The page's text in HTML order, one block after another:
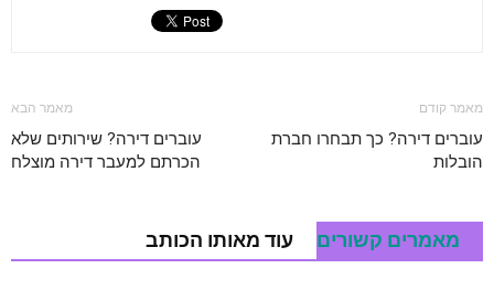
מאמר קודם
עוברים דירה? כך תבחרו חברת
הובלות
מאמר הבא
עוברים דירה? שירותים שלא
הכרתם למעבר דירה מוצלח
מאמרים קשורים עוד מאותו הכותב